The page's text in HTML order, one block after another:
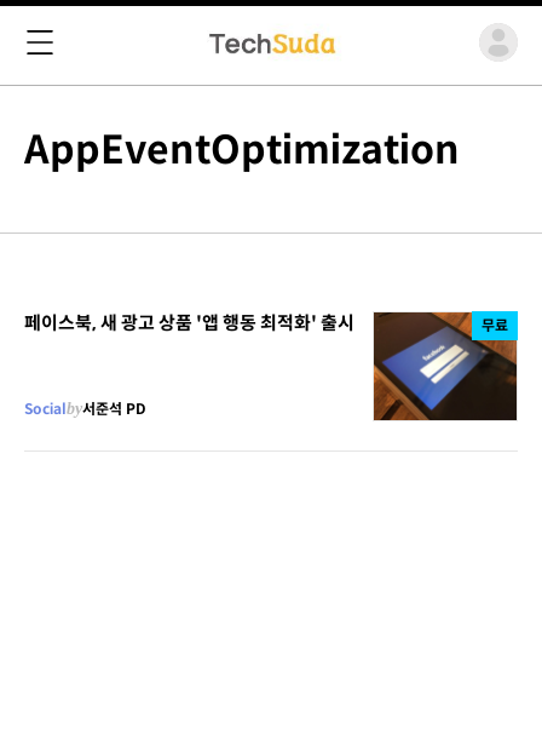
AppEventOptimization
페이스북, 새 광고 상품 '앱 행동 최적화' 출시
Socialby서준석 PD
무료